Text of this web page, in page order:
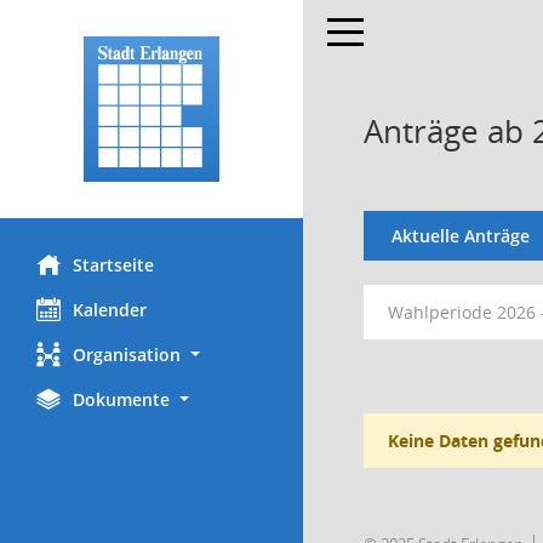
Startseite
Kalender
Organisation
Dokumente
Toggle navigation
Anträge ab
Aktuelle Anträge
Wahlperiode 2026
Keine Daten